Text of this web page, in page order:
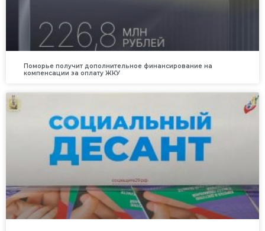
Поморье получит дополнительное финансирование на
компенсации за оплату ЖКУ